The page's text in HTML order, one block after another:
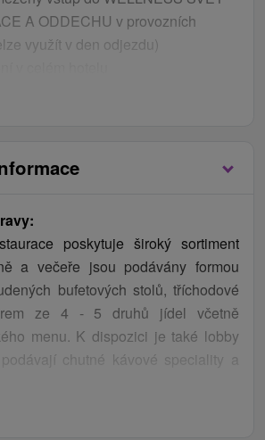
A ODDECHU v provozních
využít v den odjezdu)
na ubytovací kapacitu,
systémem)
služby (možnost zapůjčení
bez příplatku (dětská
schůdek, nočník...)
7,99 let ubytováno na přistýlce se
z ceny ubytování (povinný příplatek
a doplňkové služby pro dítě)
základní ceny) do BOWLING
poskytuje široký sortiment
a večeře jsou podávány formou
bufetových stolů, tříchodové
ze 4 - 5 druhů jídel včetně
menu. K dispozici je také lobby
chutné kávové speciality a